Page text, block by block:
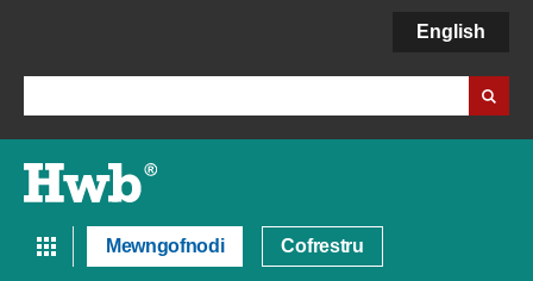
English
Mewngofnodi Cofrestru